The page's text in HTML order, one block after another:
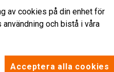
av cookies på din enhet för
och bistå i våra
Acceptera alla cookies